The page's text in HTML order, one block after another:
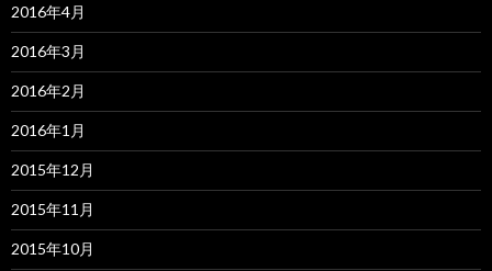
2016年4月
2016年3月
2016年2月
2016年1月
2015年12月
2015年11月
2015年10月